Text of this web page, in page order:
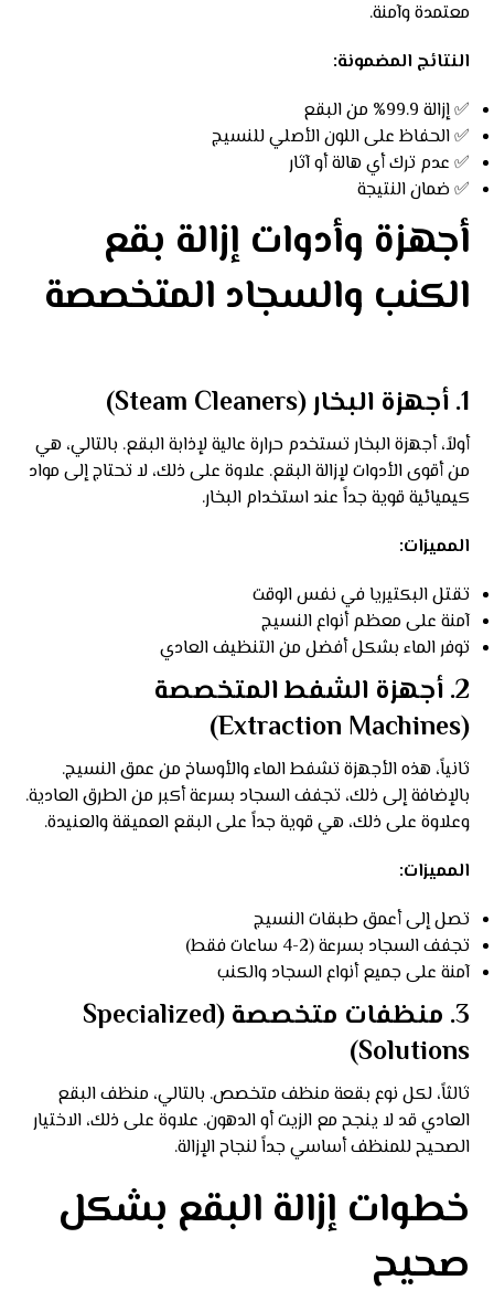
معتمدة وآمنة.
النتائج المضمونة:
✅ إزالة 99.9% من البقع
✅ الحفاظ على اللون الأصلي للنسيج
✅ عدم ترك أي هالة أو آثار
✅ ضمان النتيجة
أجهزة وأدوات إزالة بقع
الكنب والسجاد المتخصصة
1. أجهزة البخار (Steam Cleaners)
أولاً، أجهزة البخار تستخدم حرارة عالية لإذابة البقع. بالتالي، هي
من أقوى الأدوات لإزالة البقع. علاوة على ذلك، لا تحتاج إلى مواد
كيميائية قوية جداً عند استخدام البخار.
المميزات:
تقتل البكتيريا في نفس الوقت
آمنة على معظم أنواع النسيج
توفر الماء بشكل أفضل من التنظيف العادي
2. أجهزة الشفط المتخصصة
(Extraction Machines)
ثانياً، هذه الأجهزة تشفط الماء والأوساخ من عمق النسيج.
بالإضافة إلى ذلك، تجفف السجاد بسرعة أكبر من الطرق العادية.
وعلاوة على ذلك، هي قوية جداً على البقع العميقة والعنيدة.
المميزات:
تصل إلى أعمق طبقات النسيج
تجفف السجاد بسرعة (2-4 ساعات فقط)
آمنة على جميع أنواع السجاد والكنب
3. منظفات متخصصة (Specialized
Solutions)
ثالثاً، لكل نوع بقعة منظف متخصص. بالتالي، منظف البقع
العادي قد لا ينجح مع الزيت أو الدهون. علاوة على ذلك، الاختيار
الصحيح للمنظف أساسي جداً لنجاح الإزالة.
خطوات إزالة البقع بشكل
صحيح